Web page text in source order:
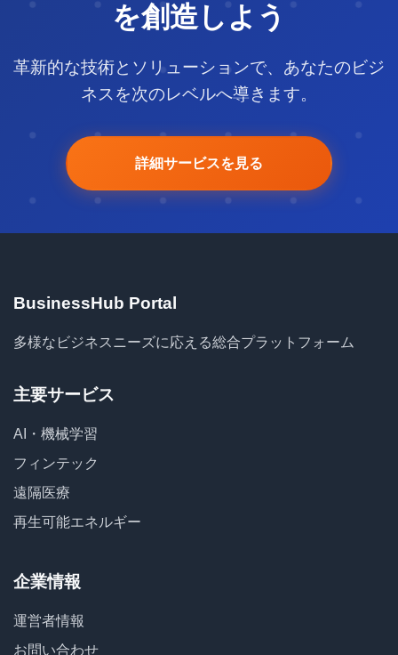
を創造しよう
革新的な技術とソリューションで、あなたのビジ
ネスを次のレベルへ導きます。
詳細サービスを見る
BusinessHub Portal
多様なビジネスニーズに応える総合プラットフォーム
主要サービス
AI・機械学習
フィンテック
遠隔医療
再生可能エネルギー
企業情報
運営者情報
お問い合わせ